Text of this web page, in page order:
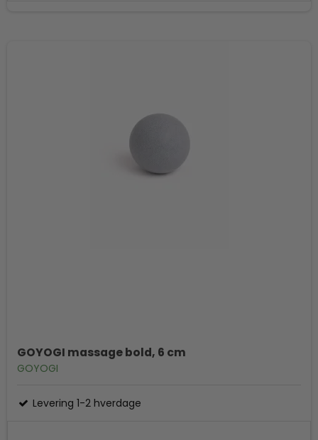
GOYOGI massage bold, 6 cm
GOYOGI
Levering 1-2 hverdage